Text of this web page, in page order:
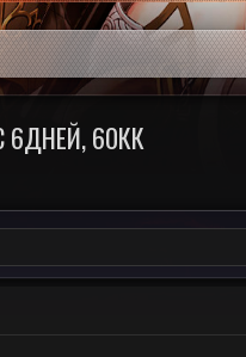
6ДНЕЙ, 60КК